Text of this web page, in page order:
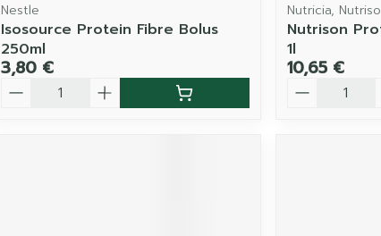
Nestle
Isosource Protein Fibre Bolus
250ml
3,80 €
Quantité
Nutricia,
Nutrison
1l
10,65 €
Quantité